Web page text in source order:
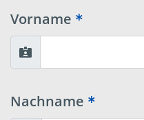
Vorname
Nachname